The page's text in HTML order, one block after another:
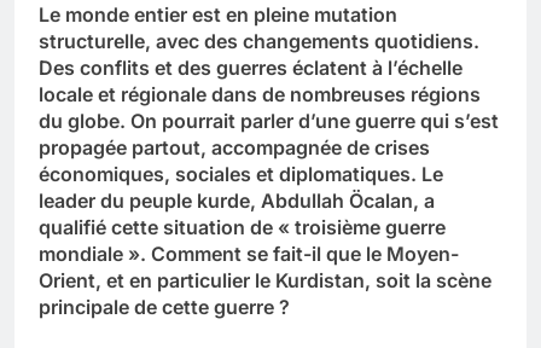
Le monde entier est en pleine mutation
structurelle, avec des changements quotidiens.
Des conflits et des guerres éclatent à l’échelle
locale et régionale dans de nombreuses régions
du globe. On pourrait parler d’une guerre qui s’est
propagée partout, accompagnée de crises
économiques, sociales et diplomatiques. Le
leader du peuple kurde, Abdullah Öcalan, a
qualifié cette situation de « troisième guerre
mondiale ». Comment se fait-il que le Moyen-
Orient, et en particulier le Kurdistan, soit la scène
principale de cette guerre ?